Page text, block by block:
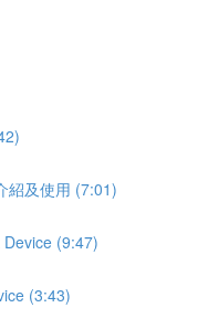
紹及使用 (7:01)
(9:47)
(3:43)